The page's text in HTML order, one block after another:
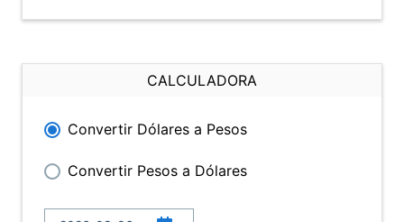
CALCULADORA
Convertir Dólares a Pesos
Convertir Pesos a Dólares